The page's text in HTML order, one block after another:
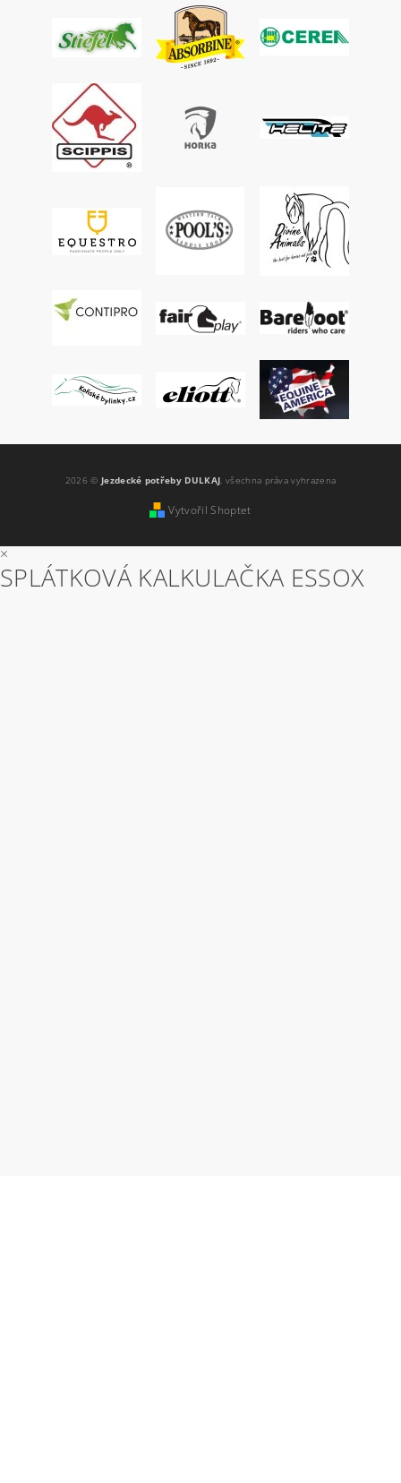
2026 © Jezdecké potřeby DULKAJ, všechna práva vyhrazena
Vytvořil Shoptet
×
SPLÁTKOVÁ KALKULAČKA ESSOX